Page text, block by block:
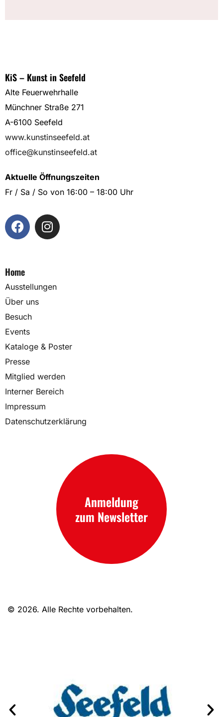
KiS – Kunst in Seefeld
Alte Feuerwehrhalle
Münchner Straße 271
A-6100 Seefeld
www.kunstinseefeld.at
office@kunstinseefeld.at
Aktuelle Öffnungszeiten
Fr / Sa / So von 16:00 – 18:00 Uhr
Home
Ausstellungen
Über uns
Besuch
Events
Kataloge & Poster
Presse
Mitglied werden
Interner Bereich
Impressum
Datenschutzerklärung
Anmeldung
zum Newsletter
© 2026. Alle Rechte vorbehalten.